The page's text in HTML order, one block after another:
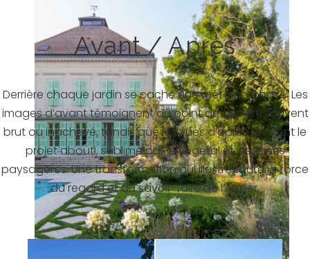
Avant / Après
Derrière chaque jardin se cache une métamorphose. Les
images d’avant témoignent du point de départ, souvent
brut ou inachevé, tandis que les vues d’après révèlent le
projet abouti, sublimé par le végétal et les lignes
paysagères. Une transformation qui illustre toute la force
du regard et du savoir-faire de l’Atelier.